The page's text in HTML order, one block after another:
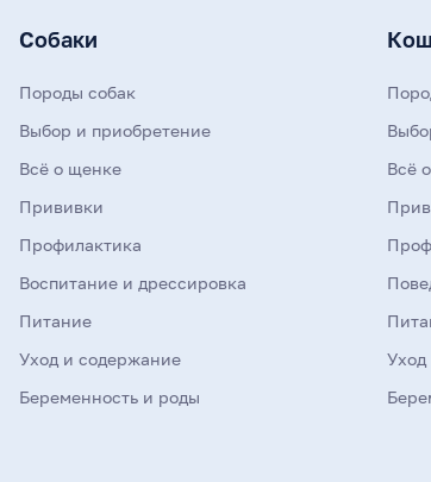
Собаки
Породы собак
Выбор и приобретение
Всё о щенке
Прививки
Профилактика
Воспитание и дрессировка
Питание
Уход и содержание
Беременность и роды
Всё